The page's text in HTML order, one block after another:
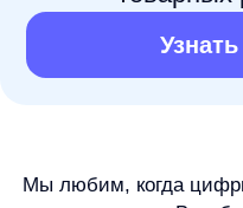
Мы любим, когда цифры
с ощущениями. В
решает задачу «как будет
A/B‑тестами. Покажем, как